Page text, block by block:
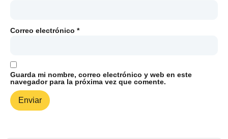
Correo electrónico *
Guarda mi nombre, correo electrónico y web en este
navegador para la próxima vez que comente.